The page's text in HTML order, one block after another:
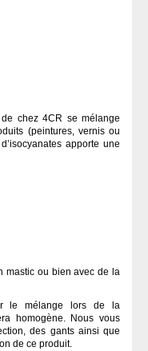
chez 4CR se mélange
(peintures, vernis ou
apporte une
mastic ou bien avec de la
le mélange lors de la
homogène. Nous vous
des gants ainsi que
de ce produit.